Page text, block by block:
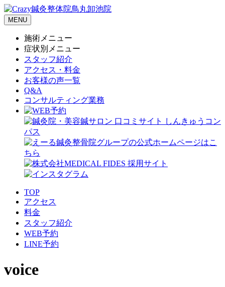
MENU
施術メニュー
症状別メニュー
スタッフ紹介
アクセス・料金
お客様の声一覧
Q&A
コンサルティング業務
TOP
アクセス
料金
スタッフ紹介
WEB予約
LINE予約
voice